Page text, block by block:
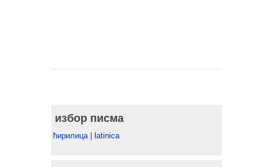
избор писма
ћирилица| latinica